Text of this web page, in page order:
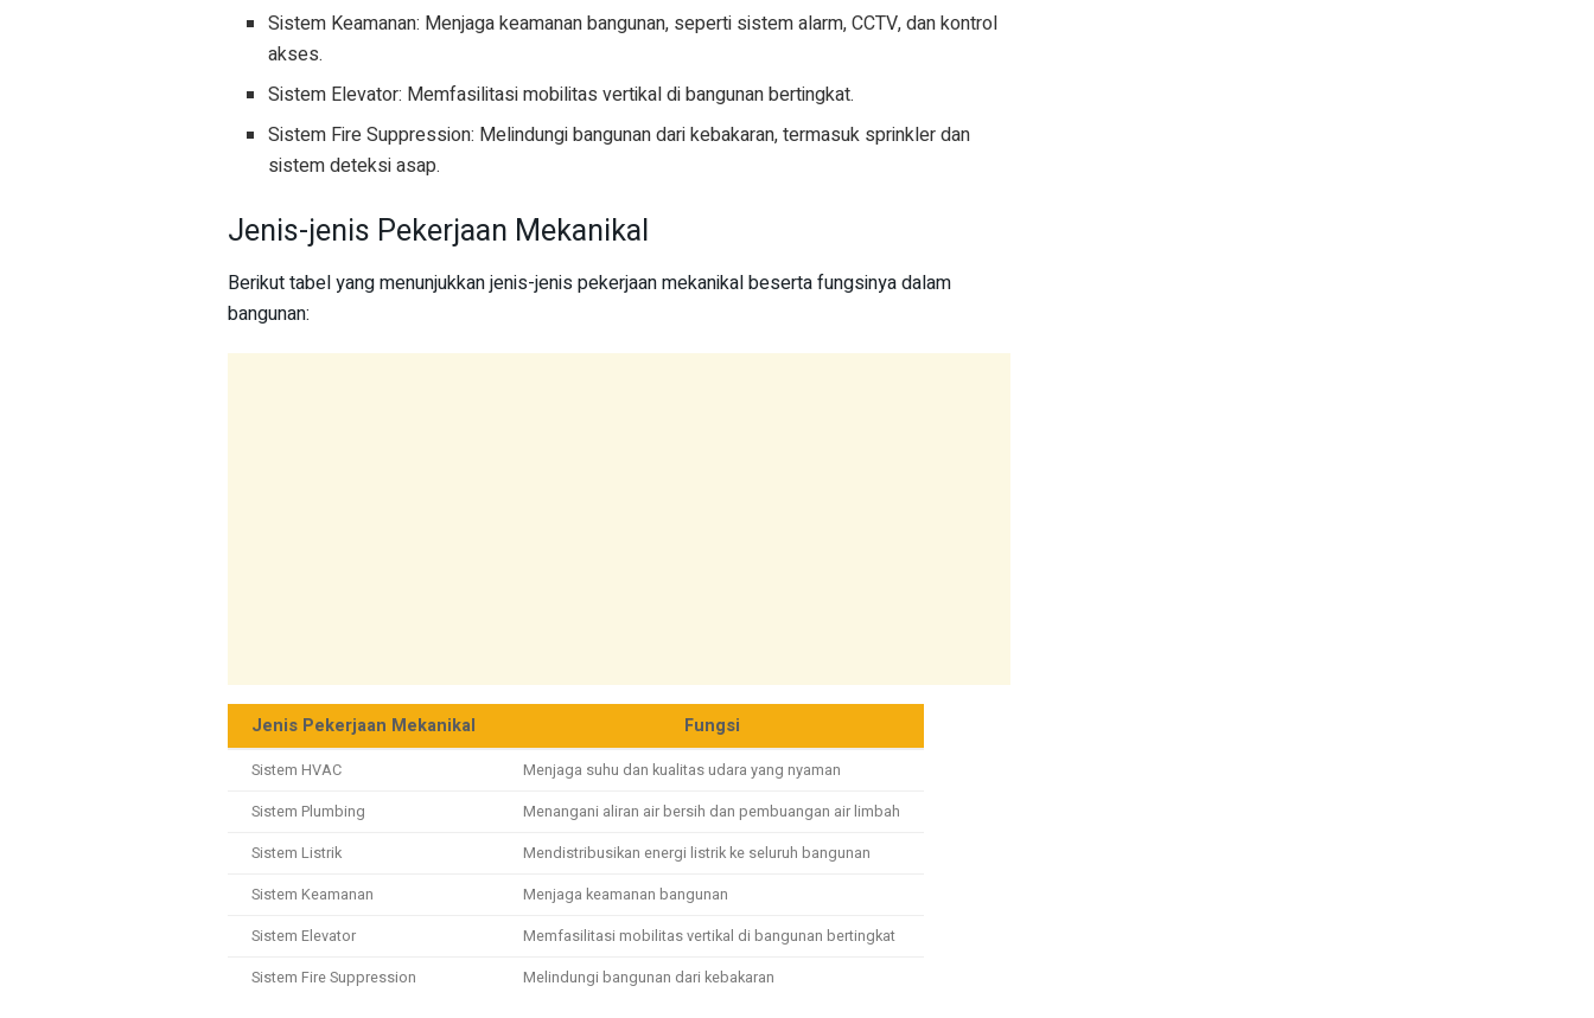
Sistem Keamanan: Menjaga keamanan bangunan, seperti sistem alarm, CCTV, dan kontrol
akses.
Sistem Elevator: Memfasilitasi mobilitas vertikal di bangunan bertingkat.
Sistem Fire Suppression: Melindungi bangunan dari kebakaran, termasuk sprinkler dan
sistem deteksi asap.
Jenis-jenis Pekerjaan Mekanikal
Berikut tabel yang menunjukkan jenis-jenis pekerjaan mekanikal beserta fungsinya dalam
bangunan:
Jenis Pekerjaan Mekanikal Fungsi
Sistem HVAC
Menjaga suhu dan kualitas udara yang nyaman
Sistem Plumbing
Menangani aliran air bersih dan pembuangan air limbah
Sistem Listrik
Mendistribusikan energi listrik ke seluruh bangunan
Sistem Keamanan
Menjaga keamanan bangunan
Sistem Elevator
Memfasilitasi mobilitas vertikal di bangunan bertingkat
Sistem Fire Suppression
Melindungi bangunan dari kebakaran